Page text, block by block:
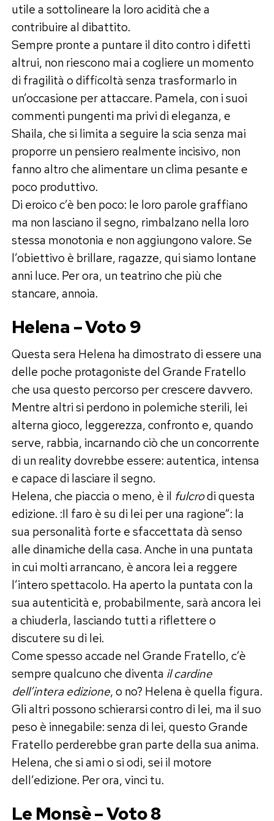
utile a sottolineare la loro acidità che a
contribuire al dibattito.
Sempre pronte a puntare il dito contro i difetti
altrui, non riescono mai a cogliere un momento
di fragilità o difficoltà senza trasformarlo in
un’occasione per attaccare. Pamela, con i suoi
commenti pungenti ma privi di eleganza, e
Shaila, che si limita a seguire la scia senza mai
proporre un pensiero realmente incisivo, non
fanno altro che alimentare un clima pesante e
poco produttivo.
Di eroico c’è ben poco: le loro parole graffiano
ma non lasciano il segno, rimbalzano nella loro
stessa monotonia e non aggiungono valore. Se
l’obiettivo è brillare, ragazze, qui siamo lontane
anni luce. Per ora, un teatrino che più che
stancare, annoia.
Helena – Voto 9
Questa sera Helena ha dimostrato di essere una
delle poche protagoniste del Grande Fratello
che usa questo percorso per crescere davvero.
Mentre altri si perdono in polemiche sterili, lei
alterna gioco, leggerezza, confronto e, quando
serve, rabbia, incarnando ciò che un concorrente
di un reality dovrebbe essere: autentica, intensa
e capace di lasciare il segno.
Helena, che piaccia o meno, è il fulcrodi questa
edizione. :Il faro è su di lei per una ragione”: la
sua personalità forte e sfaccettata dà senso
alle dinamiche della casa. Anche in una puntata
in cui molti arrancano, è ancora lei a reggere
l’intero spettacolo. Ha aperto la puntata con la
sua autenticità e, probabilmente, sarà ancora lei
a chiuderla, lasciando tutti a riflettere o
discutere su di lei.
Come spesso accade nel Grande Fratello, c’è
sempre qualcuno che diventa il cardine
dell’intera edizione, o no? Helena è quella figura.
Gli altri possono schierarsi contro di lei, ma il suo
peso è innegabile: senza di lei, questo Grande
Fratello perderebbe gran parte della sua anima.
Helena, che si ami o si odi, sei il motore
dell’edizione. Per ora, vinci tu.
Le Monsè – Voto 8